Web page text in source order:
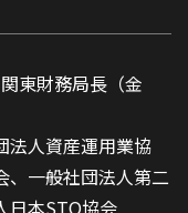
東財務局長（金
法人資産運用業協
、一般社団法人第二